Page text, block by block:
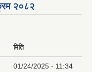
२०८२
मिति
01/24/2025 - 11:34